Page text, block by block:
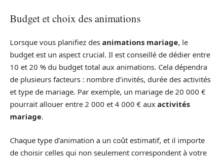
Budget et choix des animations
Lorsque vous planifiez des animations mariage, le
budget est un aspect crucial. Il est conseillé de dédier entre
10 et 20 % du budget total aux animations. Cela dépendra
de plusieurs facteurs : nombre d’invités, durée des activités
et type de mariage. Par exemple, un mariage de 20 000 €
pourrait allouer entre 2 000 et 4 000 € aux activités
mariage.
Chaque type d’animation a un coût estimatif, et il importe
de choisir celles qui non seulement correspondent à votre